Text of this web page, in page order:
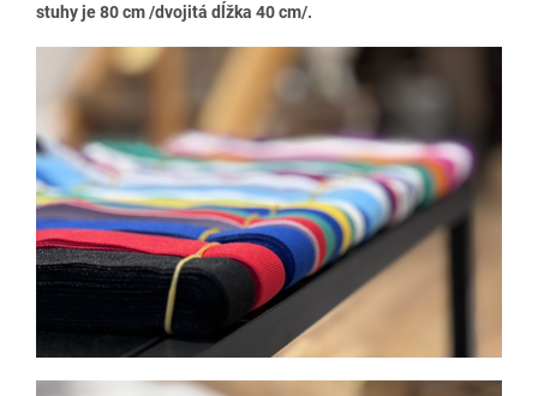
stuhy je 80 cm /dvojitá dĺžka 40 cm/.